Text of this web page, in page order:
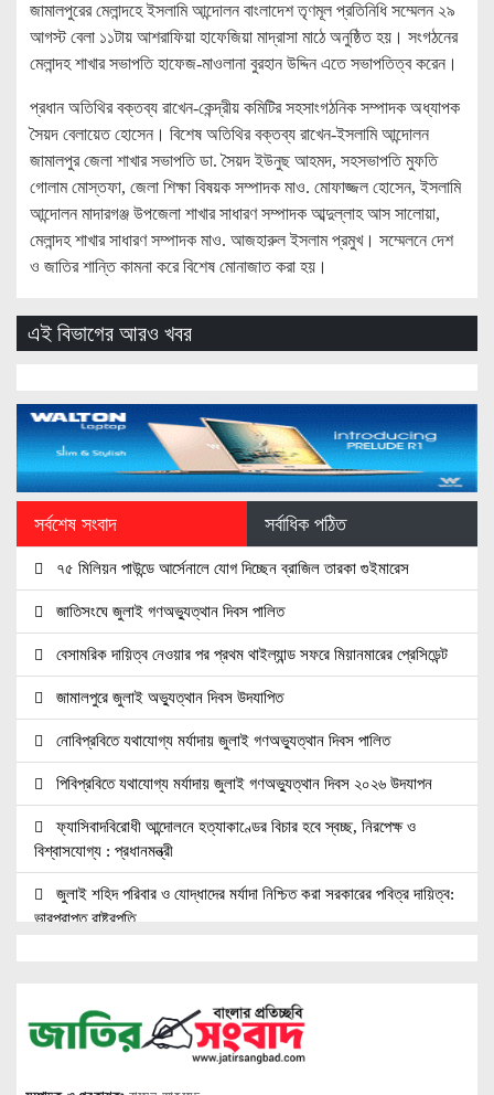
জামালপুরের মেলান্দহে ইসলামি আন্দোলন বাংলাদেশ তৃণমূল প্রতিনিধি সম্মেলন ২৯
আগস্ট বেলা ১১টায় আশরাফিয়া হাফেজিয়া মাদ্রাসা মাঠে অনুষ্ঠিত হয়। সংগঠনের
মেলান্দহ শাখার সভাপতি হাফেজ-মাওলানা বুরহান উদ্দিন এতে সভাপতিত্ব করেন।
প্রধান অতিথির বক্তব্য রাখেন-কেন্দ্রীয় কমিটির সহসাংগঠনিক সম্পাদক অধ্যাপক
সৈয়দ বেলায়েত হোসেন। বিশেষ অতিথির বক্তব্য রাখেন-ইসলামি আন্দোলন
জামালপুর জেলা শাখার সভাপতি ডা. সৈয়দ ইউনুছ আহমদ, সহসভাপতি মুফতি
গোলাম মোস্তফা, জেলা শিক্ষা বিষয়ক সম্পাদক মাও. মোফাজ্জল হোসেন, ইসলামি
আন্দোলন মাদারগঞ্জ উপজেলা শাখার সাধারণ সম্পাদক আব্দুল্লাহ আস সালোয়া,
মেলান্দহ শাখার সাধারণ সম্পাদক মাও. আজহারুল ইসলাম প্রমুখ। সম্মেলনে দেশ
ও জাতির শান্তি কামনা করে বিশেষ মোনাজাত করা হয়।
এই বিভাগের আরও খবর
সর্বশেষ সংবাদ সর্বাধিক পঠিত
৭৫ মিলিয়ন পাউন্ডে আর্সেনালে যোগ দিচ্ছেন ব্রাজিল তারকা গুইমারেস
জাতিসংঘে জুলাই গণঅভ্যুত্থান দিবস পালিত
বেসামরিক দায়িত্ব নেওয়ার পর প্রথম থাইল্যান্ড সফরে মিয়ানমারের প্রেসিডেন্ট
জামালপুরে জুলাই অভ্যুত্থান দিবস উদযাপিত
নোবিপ্রবিতে যথাযোগ্য মর্যাদায় জুলাই গণঅভ্যুত্থান দিবস পালিত
পিবিপ্রবিতে যথাযোগ্য মর্যাদায় জুলাই গণঅভ্যুত্থান দিবস ২০২৬ উদযাপন
ফ্যাসিবাদবিরোধী আন্দোলনে হত্যাকাণ্ডের বিচার হবে স্বচ্ছ, নিরপেক্ষ ও
বিশ্বাসযোগ্য : প্রধানমন্ত্রী
জুলাই শহিদ পরিবার ও যোদ্ধাদের মর্যাদা নিশ্চিত করা সরকারের পবিত্র দায়িত্ব:
ভারপ্রাপ্ত রাষ্ট্রপতি
উচ্চশিক্ষার দ্বার খুলতে ‘ওভারসীজ এডুকেয়ার’ ও ‘এডু উইংস হাব’-এর নতুন
যাত্রা